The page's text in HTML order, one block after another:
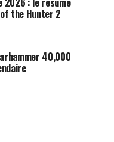
of the Hunter 2
40,000